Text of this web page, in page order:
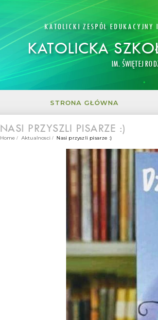
KATOLICKI ZESPÓŁ
KATOLICKA
IM. ŚWIĘTEJ
STRONA GŁÓWNA
NASI PRZYSZLI PISARZE :)
Home Aktualnosci Nasi przyszli pisarze :)